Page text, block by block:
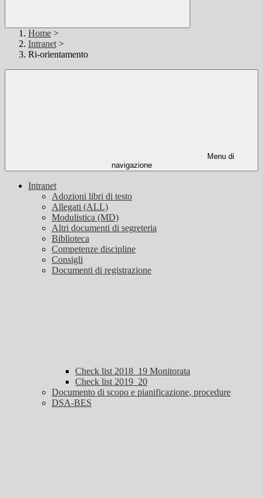
Home >
Intranet >
Ri-orientamento
Menu di
navigazione
Intranet
Adozioni libri di testo
Allegati (ALL)
Modulistica (MD)
Altri documenti di segreteria
Biblioteca
Competenze discipline
Consigli
Documenti di registrazione
Check list 2018_19 Monitorata
Check list 2019_20
Documento di scopo e pianificazione, procedure
DSA-BES